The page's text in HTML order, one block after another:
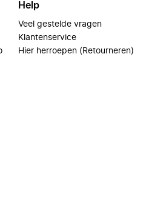
Help
Veel gestelde vragen
Klantenservice
Hier herroepen (Retourneren)